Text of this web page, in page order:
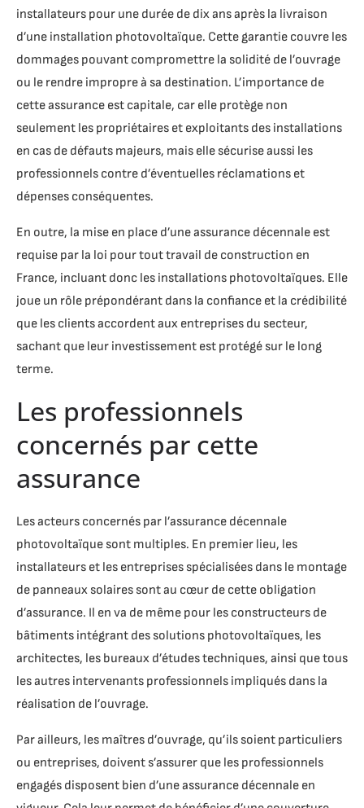
installateurs pour une durée de dix ans après la livraison
d’une installation photovoltaïque. Cette garantie couvre les
dommages pouvant compromettre la solidité de l’ouvrage
ou le rendre impropre à sa destination. L’importance de
cette assurance est capitale, car elle protège non
seulement les propriétaires et exploitants des installations
en cas de défauts majeurs, mais elle sécurise aussi les
professionnels contre d’éventuelles réclamations et
dépenses conséquentes.
En outre, la mise en place d’une assurance décennale est
requise par la loi pour tout travail de construction en
France, incluant donc les installations photovoltaïques. Elle
joue un rôle prépondérant dans la confiance et la crédibilité
que les clients accordent aux entreprises du secteur,
sachant que leur investissement est protégé sur le long
terme.
Les professionnels
concernés par cette
assurance
Les acteurs concernés par l’assurance décennale
photovoltaïque sont multiples. En premier lieu, les
installateurs et les entreprises spécialisées dans le montage
de panneaux solaires sont au cœur de cette obligation
d’assurance. Il en va de même pour les constructeurs de
bâtiments intégrant des solutions photovoltaïques, les
architectes, les bureaux d’études techniques, ainsi que tous
les autres intervenants professionnels impliqués dans la
réalisation de l’ouvrage.
Par ailleurs, les maîtres d’ouvrage, qu’ils soient particuliers
ou entreprises, doivent s’assurer que les professionnels
engagés disposent bien d’une assurance décennale en